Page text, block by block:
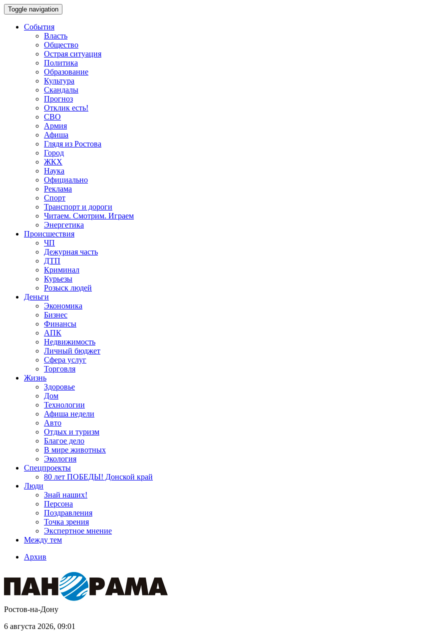
Toggle navigation
События
Власть
Общество
Острая ситуация
Политика
Образование
Культура
Скандалы
Прогноз
Отклик есть!
СВО
Армия
Афиша
Глядя из Ростова
Город
ЖКХ
Наука
Официально
Реклама
Спорт
Транспорт и дороги
Читаем. Смотрим. Играем
Энергетика
Происшествия
ЧП
Дежурная часть
ДТП
Криминал
Курьезы
Розыск людей
Деньги
Экономика
Бизнес
Финансы
АПК
Недвижимость
Личный бюджет
Сфера услуг
Торговля
Жизнь
Здоровье
Дом
Технологии
Афиша недели
Авто
Отдых и туризм
Благое дело
В мире животных
Экология
Спецпроекты
80 лет ПОБЕДЫ! Донской край
Люди
Знай наших!
Персона
Поздравления
Точка зрения
Экспертное мнение
Между тем
Архив
Ростов-на-Дону
6 августа 2026, 09:01